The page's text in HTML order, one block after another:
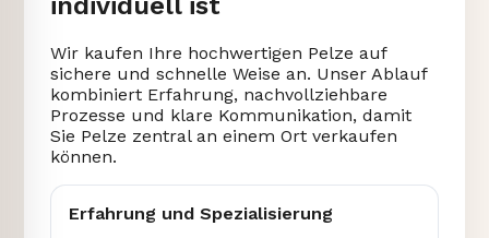
Wir kaufen Ihre hochwertigen Pelze auf
sichere und schnelle Weise an. Unser Ablauf
kombiniert Erfahrung, nachvollziehbare
Prozesse und klare Kommunikation, damit
Sie Pelze zentral an einem Ort verkaufen
können.
Erfahrung und Spezialisierung